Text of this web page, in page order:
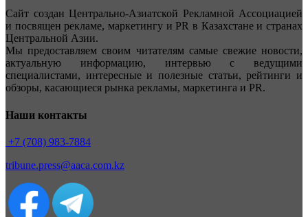
Сайт создан Центрально-Азиатской Рекламной Ассоциацией
и посвящен рекламе, маркетингу и PR в Казахстане и странах
Центральной Азии.
Мы предоставляем своим читателям самые свежие новости,
актуальную информацию, интервью с ведущими
специалистами, интересные и полезные статьи, рейтинги и
обзоры, касающиеся рынка рекламы, маркетинга и PR.
Наши контакты
+7 (708) 983-7884
tribune.press@aaca.com.kz